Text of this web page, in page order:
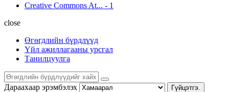
Creative Commons At... - 1
close
Өгөгдлийн бүрдлүүд
Үйл ажиллагааны урсгал
Танилцуулга
Дараахаар эрэмбэлэх Гүйцэтгэ.